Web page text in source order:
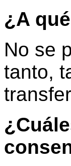
¿A
No se
tanto,